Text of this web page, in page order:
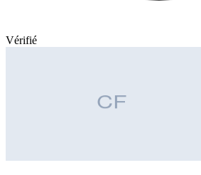
Vérifié